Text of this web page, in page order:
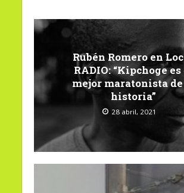
Rubén Romero en
RADIO: “Kipchoge
mejor maratonista
historia”
28 abril, 2021